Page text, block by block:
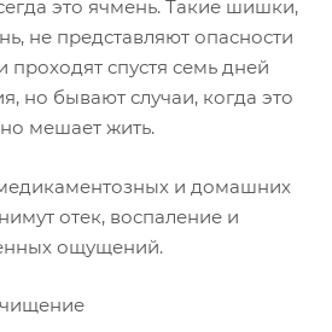
это ячмень. Такие шишки,
не представляют опасности
проходят спустя семь дней
но бывают случаи, когда это
мешает жить.
и домашних
отек, воспаление и
ощущений.